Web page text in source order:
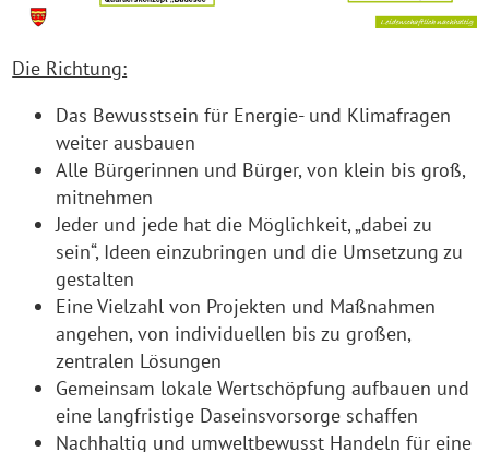
Die Richtung:
Das Bewusstsein für Energie- und Klimafragen
weiter ausbauen
Alle Bürgerinnen und Bürger, von klein bis groß,
mitnehmen
Jeder und jede hat die Möglichkeit, „dabei zu
sein“, Ideen einzubringen und die Umsetzung zu
gestalten
Eine Vielzahl von Projekten und Maßnahmen
angehen, von individuellen bis zu großen,
zentralen Lösungen
Gemeinsam lokale Wertschöpfung aufbauen und
eine langfristige Daseinsvorsorge schaffen
Nachhaltig und umweltbewusst Handeln für eine